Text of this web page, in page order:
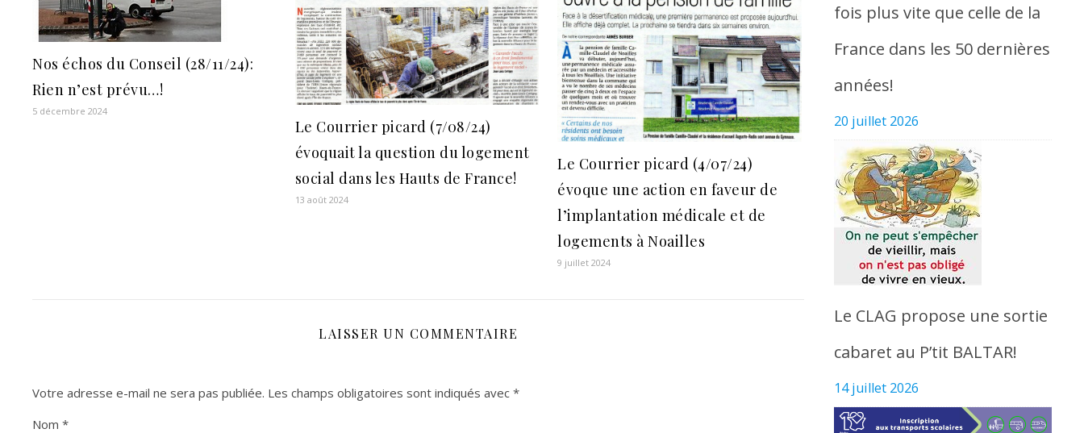
Nos échos du Conseil (28/11/24):
Rien n’est prévu…!
5 décembre 2024
Le Courrier picard (7/08/24)
évoquait la question du logement
social dans les Hauts de France!
13 août 2024
Le Courrier picard (4/07/24)
évoque une action en faveur de
l’implantation médicale et de
logements à Noailles
9 juillet 2024
LAISSER UN COMMENTAIRE
Votre adresse e-mail ne sera pas publiée. Les champs obligatoires sont indiqués avec *
Nom *
fois plus vite que celle de la
France dans les 50 dernières
années!
20 juillet 2026
Le CLAG propose une sortie
cabaret au P’tit BALTAR!
14 juillet 2026